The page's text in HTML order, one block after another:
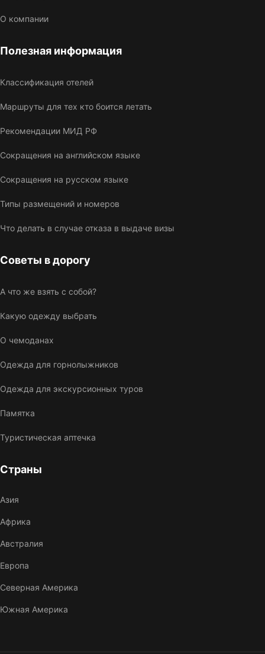
О компании
Полезная информация
Классификация отелей
Маршруты для тех кто боится летать
Рекомендации МИД РФ
Сокращения на английском языке
Сокращения на русском языке
Типы размещений и номеров
Что делать в случае отказа в выдаче визы
Советы в дорогу
А что же взять с собой?
Какую одежду выбрать
О чемоданах
Одежда для горнолыжников
Одежда для экскурсионных туров
Памятка
Туристическая аптечка
Страны
Азия
Африка
Австралия
Европа
Северная Америка
Южная Америка